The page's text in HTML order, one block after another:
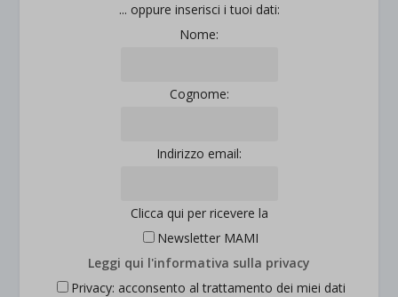
... oppure inserisci i tuoi dati:
Nome:
Cognome:
Indirizzo email:
Clicca qui per ricevere la
Newsletter MAMI
Leggi qui l'informativa sulla privacy
Privacy: acconsento al trattamento dei miei dati